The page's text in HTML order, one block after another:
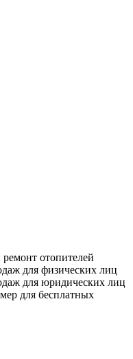
отопителей
для физических лиц
для юридических лиц
для бесплатных